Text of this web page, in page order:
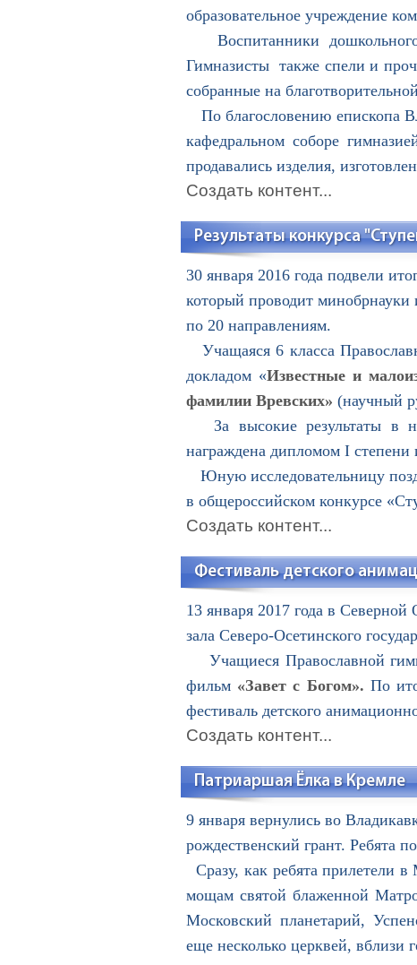
образовательное учреждение
Воспитанники дошкольного
Гимназисты также спели и
собранные на
По благословению епископа
кафедральном соборе
продавались изделия,
Создать контент...
Результаты конкурса
30 января 2016 года подвели
который проводит минобрнауки
по 20 направлениям.
Учащаяся 6 класса
докладом «Известные и
фамилии Вревских» (научный
За высокие результаты в
награждена дипломом I степени
Юную исследовательницу
в общероссийском конкурсе
Создать контент...
Фестиваль детского
13 января 2017 года в Северной
зала Северо-Осетинского
Учащиеся Православной
фильм «Завет с Богом». По
фестиваль детского
Создать контент...
Патриаршая Ёлка в Кремле
9 января вернулись во
рождественский грант. Ребята
Сразу, как ребята прилетели
мощам святой блаженной
Московский планетарий,
еще несколько церквей, вблизи